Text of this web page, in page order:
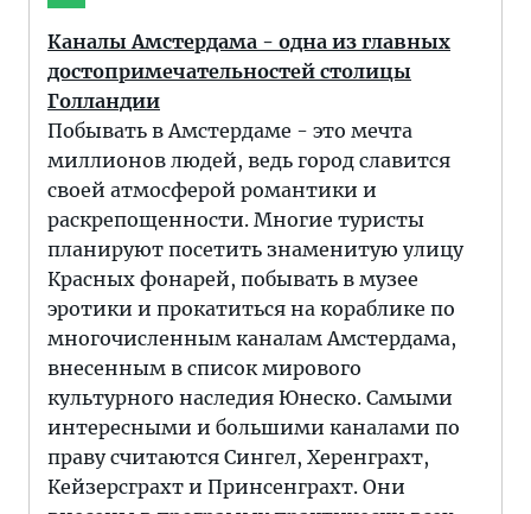
Каналы Амстердама - одна из главных
достопримечательностей столицы
Голландии
Побывать в Амстердаме - это мечта
миллионов людей, ведь город славится
своей атмосферой романтики и
раскрепощенности. Многие туристы
планируют посетить знаменитую улицу
Красных фонарей, побывать в музее
эротики и прокатиться на кораблике по
многочисленным каналам Амстердама,
внесенным в список мирового
культурного наследия Юнеско. Самыми
интересными и большими каналами по
праву считаются Сингел, Херенграхт,
Кейзерсграхт и Принсенграхт. Они